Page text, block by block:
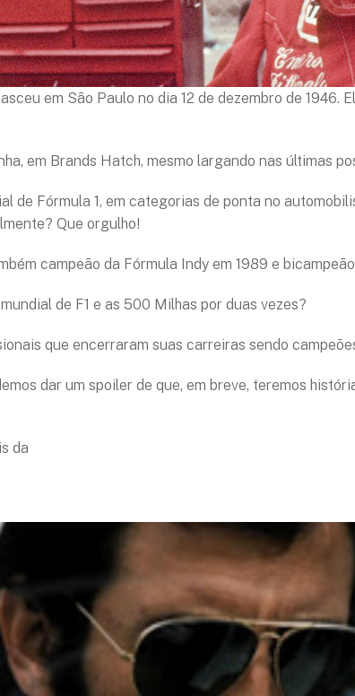
em São Paulo no dia 12 de dezembro de 1946.
em Brands Hatch, mesmo largando nas últimas
de Fórmula 1, em categorias de ponta no
Que orgulho!
campeão da Fórmula Indy em 1989 e
de F1 e as 500 Milhas por duas vezes?
que encerraram suas carreiras sendo
dar um spoiler de que, em breve, teremos
da